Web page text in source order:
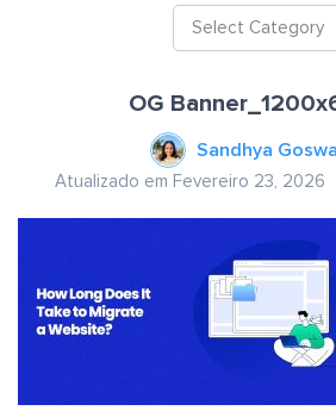
Select Category
OG
Sandhya
Atualizado em Fevereiro 23, 2026